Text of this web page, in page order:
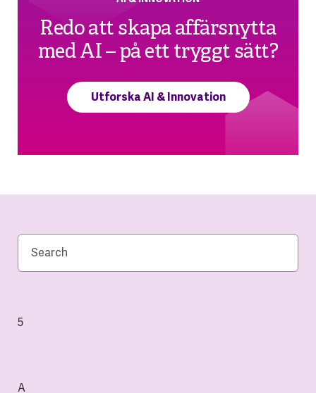
Redo att skapa affärsnytta
med AI – på ett tryggt sätt?
Utforska AI & Innovation
5
A